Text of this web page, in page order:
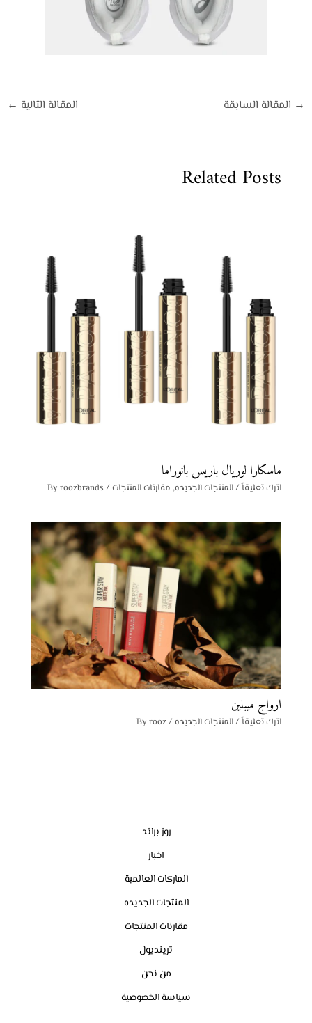
→ المقالة السابقة المقالة التالية ←
Related Posts
ماسكارا لوريال باريس بانوراما
اترك تعليقاً/المنتجات الجديده, مقارنات المنتجات / By
roozbrands
ارواج ميبلين
اترك تعليقاً/المنتجات الجديده / By
rooz
روز براند
اخبار
الماركات العالمية
المنتجات الجديده
مقارنات المنتجات
ترينديول
من نحن
سياسة الخصوصية